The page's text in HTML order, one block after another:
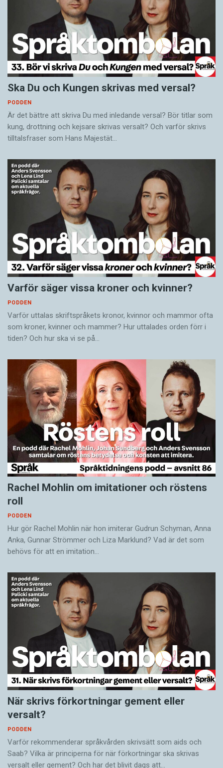
Ska Du och Kungen skrivas med versal?
PODDEN
Är det bättre att skriva Du med inledande versal? Bör titlar som
kung, drottning och kejsare skrivas versalt? Och varför skrivs
tilltalsfraser som Hans Majestät…
Varför säger vissa kroner och kvinner?
PODDEN
Varför uttalas skriftspråkets kronor, kvinnor och mammor ofta
som kroner, kvinner och mammer? Hur uttalades orden förr i
tiden? Och hur ska vi se på…
Rachel Mohlin om imitationer och röstens
roll
PODDEN
Hur gör Rachel Mohlin när hon imiterar Gudrun Schyman, Anna
Anka, Gunnar Strömmer och Liza Marklund? Vad är det som
behövs för att en imitation…
När skrivs förkortningar gement eller
versalt?
PODDEN
Varför rekommenderar språkvården skrivsätt som aids och
Saab? Vilka är principerna för när förkortningar ska skrivas
versalt eller gement? Och har det blivit dags att…